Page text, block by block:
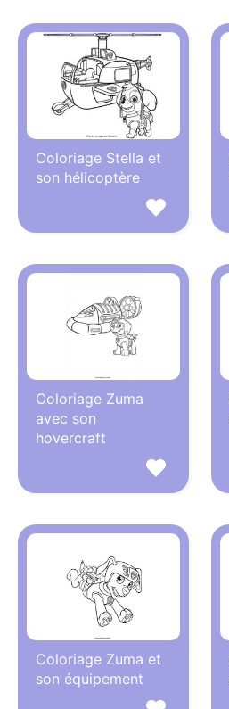
Coloriage Stella et
son hélicoptère
Coloriage Zuma
avec son
hovercraft
Coloriage Zuma et
son équipement